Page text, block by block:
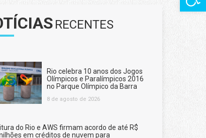
RECENTES
Rio celebra 10 anos dos Jogos
Olímpicos e Paralímpicos 2016
no Parque Olímpico da Barra
8 de agosto de 2026
do Rio e AWS firmam acordo de até R$
em créditos de nuvem para